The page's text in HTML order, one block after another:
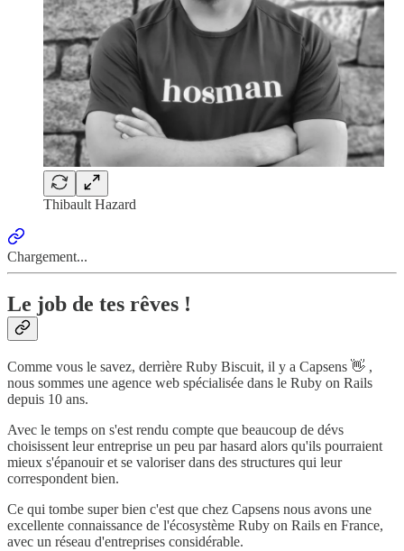
Thibault Hazard
Chargement...
Le job de tes rêves !
Comme vous le savez, derrière Ruby Biscuit, il y a Capsens 👋 ,
nous sommes une agence web spécialisée dans le Ruby on Rails
depuis 10 ans.
Avec le temps on s'est rendu compte que beaucoup de dévs
choisissent leur entreprise un peu par hasard alors qu'ils pourraient
mieux s'épanouir et se valoriser dans des structures qui leur
correspondent bien.
Ce qui tombe super bien c'est que chez Capsens nous avons une
excellente connaissance de l'écosystème Ruby on Rails en France,
avec un réseau d'entreprises considérable.